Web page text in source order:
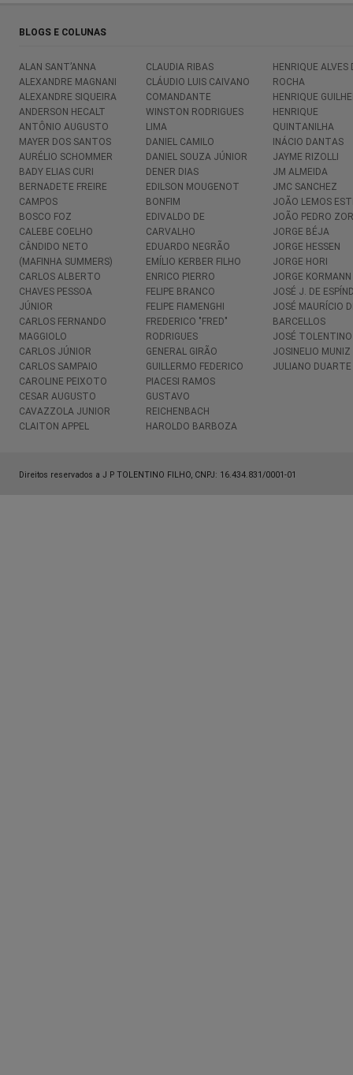
BLOGS E COLUNAS
ALAN SANT’ANNA
ALEXANDRE MAGNANI
ALEXANDRE SIQUEIRA
ANDERSON HECALT
ANTÔNIO AUGUSTO
MAYER DOS SANTOS
AURÉLIO SCHOMMER
BADY ELIAS CURI
BERNADETE FREIRE
CAMPOS
BOSCO FOZ
CALEBE COELHO
CÂNDIDO NETO
(MAFINHA SUMMERS)
CARLOS ALBERTO
CHAVES PESSOA
JÚNIOR
CARLOS FERNANDO
MAGGIOLO
CARLOS JÚNIOR
CARLOS SAMPAIO
CAROLINE PEIXOTO
CESAR AUGUSTO
CAVAZZOLA JUNIOR
CLAITON APPEL
CLAUDIA RIBAS
CLÁUDIO LUIS CAIVANO
COMANDANTE
WINSTON RODRIGUES
LIMA
DANIEL CAMILO
DANIEL SOUZA JÚNIOR
DENER DIAS
EDILSON MOUGENOT
BONFIM
EDIVALDO DE
CARVALHO
EDUARDO NEGRÃO
EMÍLIO KERBER FILHO
ENRICO PIERRO
FELIPE BRANCO
FELIPE FIAMENGHI
FREDERICO "FRED"
RODRIGUES
GENERAL GIRÃO
GUILLERMO FEDERICO
PIACESI RAMOS
GUSTAVO
REICHENBACH
HAROLDO BARBOZA
HENRIQUE ALVES
ROCHA
HENRIQUE
HENRIQUE
QUINTANILHA
INÁCIO DANTAS
JAYME RIZOLLI
JM ALMEIDA
JMC SANCHEZ
JOÃO LEMOS
JOÃO PEDRO
JORGE BÉJA
JORGE HESSEN
JORGE HORI
JORGE KORMANN
JOSÉ J. DE
JOSÉ MAURÍCIO
BARCELLOS
JOSÉ TOLENTINO
JOSINELIO MUNIZ
JULIANO DUARTE
Direitos reservados a J P TOLENTINO FILHO, CNPJ: 16.434.831/0001-01